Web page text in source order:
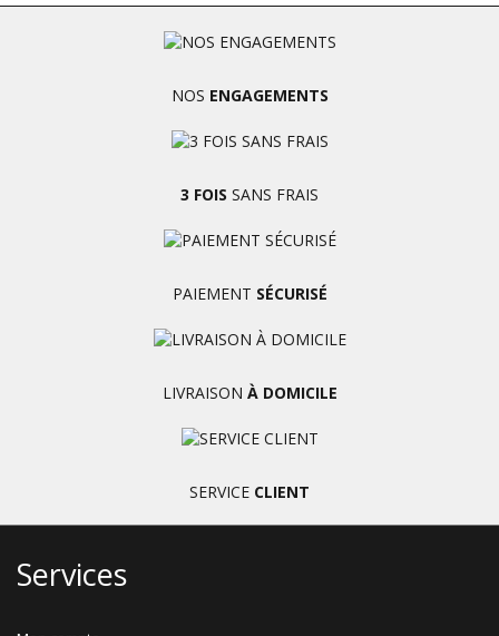
NOS ENGAGEMENTS
3 FOIS SANS FRAIS
PAIEMENT SÉCURISÉ
LIVRAISON À DOMICILE
SERVICE CLIENT
Services